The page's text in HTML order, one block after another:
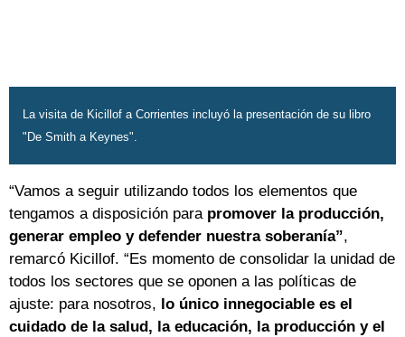
La visita de Kicillof a Corrientes incluyó la presentación de su libro
"De Smith a Keynes".
“Vamos a seguir utilizando todos los elementos que
tengamos a disposición para promover la producción,
generar empleo y defender nuestra soberanía”,
remarcó Kicillof. “Es momento de consolidar la unidad de
todos los sectores que se oponen a las políticas de
ajuste: para nosotros, lo único innegociable es el
cuidado de la salud, la educación, la producción y el